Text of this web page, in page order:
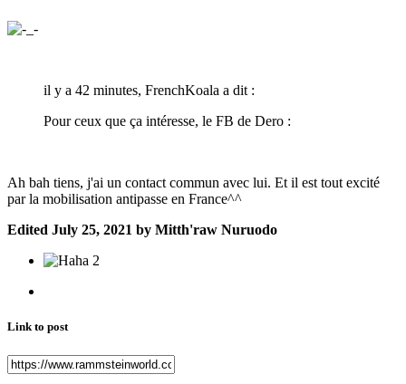
il y a 42 minutes, FrenchKoala a dit :
Pour ceux que ça intéresse, le FB de Dero :
Ah bah tiens, j'ai un contact commun avec lui. Et il est tout excité
par la mobilisation antipasse en France^^
Edited July 25, 2021 by Mitth'raw Nuruodo
2
Link to post